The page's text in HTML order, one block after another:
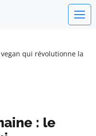
qui révolutionne la
: le